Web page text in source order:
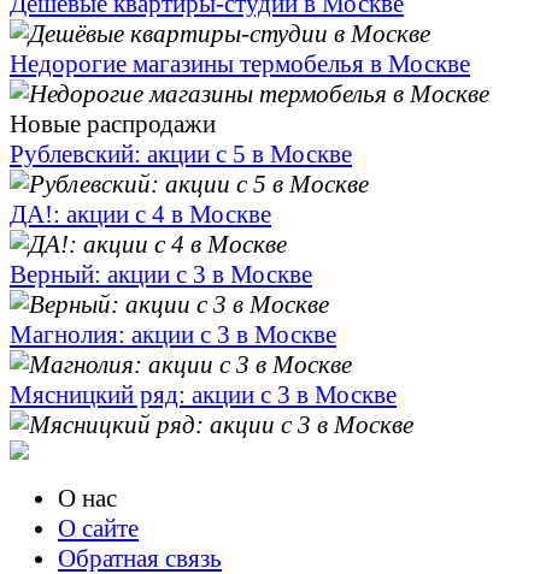
Недорогие магазины термобелья в Москве
Новые распродажи
Рублевский: акции с 5 в Москве
ДА!: акции с 4 в Москве
Верный: акции с 3 в Москве
Магнолия: акции с 3 в Москве
Мясницкий ряд: акции с 3 в Москве
О нас
О сайте
Обратная связь